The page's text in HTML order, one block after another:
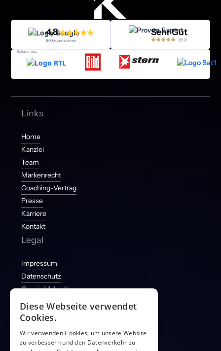
4,8
80 Rezensionen
Sehr Gut
(152)
Bekannt aus:
Links
Home
Kanzlei
Team
Markenrecht
Coaching-Vertrag
Presse
Karriere
Kontakt
Legal
Impressum
Datenschutz
Social Media
Instagram
YouTube
Diese Webseite verwendet
Cookies.
Wir verwenden Cookies, um unsere Website
zu verbessern und den Datenverkehr zu